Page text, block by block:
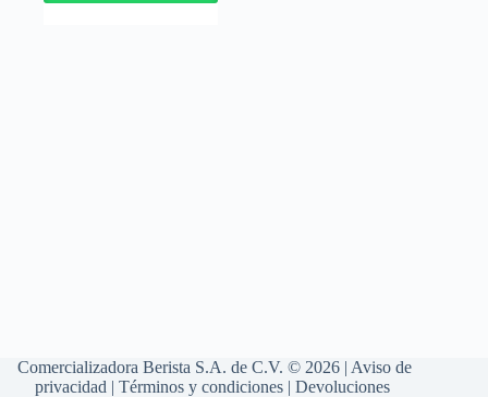
Comercializadora Berista S.A. de C.V. © 2026 | Aviso de
privacidad |Términos y condiciones |Devoluciones